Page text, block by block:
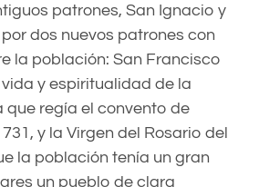
patrones, San Ignacio y
dos nuevos patrones con
la población: San Francisco
y espiritualidad de la
que regía el convento de
y la Virgen del Rosario del
la población tenía un gran
un pueblo de clara